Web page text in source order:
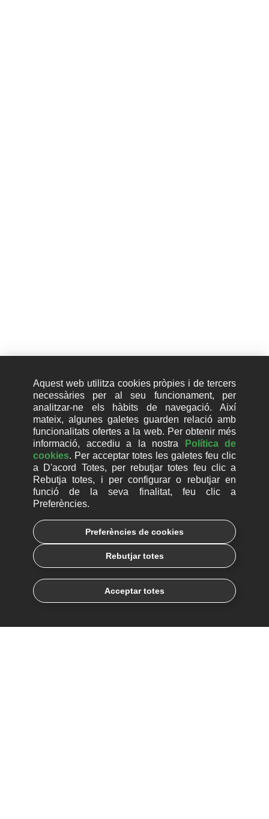
He llegit i entès la Política de Protecció de Dades.
ECIX GROUP, SL, com a responsable del tractament, tractarà les dades personals amb
la finalitat de gestionar la teva candidatura i dur a terme el procés de selecció. Pots
consultar més informació sobre protecció de dades a la Política de Protecció de Dades i
exercir els teus drets o contactar amb el nostre delegat de protecció de dades a través
privadesa@ecix.tech
Aquest web utilitza cookies pròpies i de tercers
necessàries per al seu funcionament, per
analitzar-ne els hàbits de navegació. Així
mateix, algunes galetes guarden relació amb
funcionalitats ofertes a la web. Per obtenir més
informació, accediu a la nostra
Política de
cookies. Per acceptar totes les galetes feu clic
a D'acord Totes, per rebutjar totes feu clic a
Rebutja totes, i per configurar o rebutjar en
funció de la seva finalitat, feu clic a
Preferències.
Preferències de cookies
Rebutjar totes
Acceptar totes